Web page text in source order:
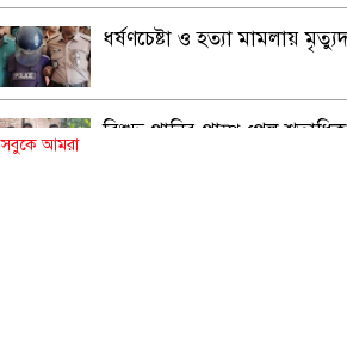
ধর্ষণচেষ্টা ও হত্যা মামলায়
বিশুদ্ধ পানির পাম্প পেল শতাধিক
আমরা